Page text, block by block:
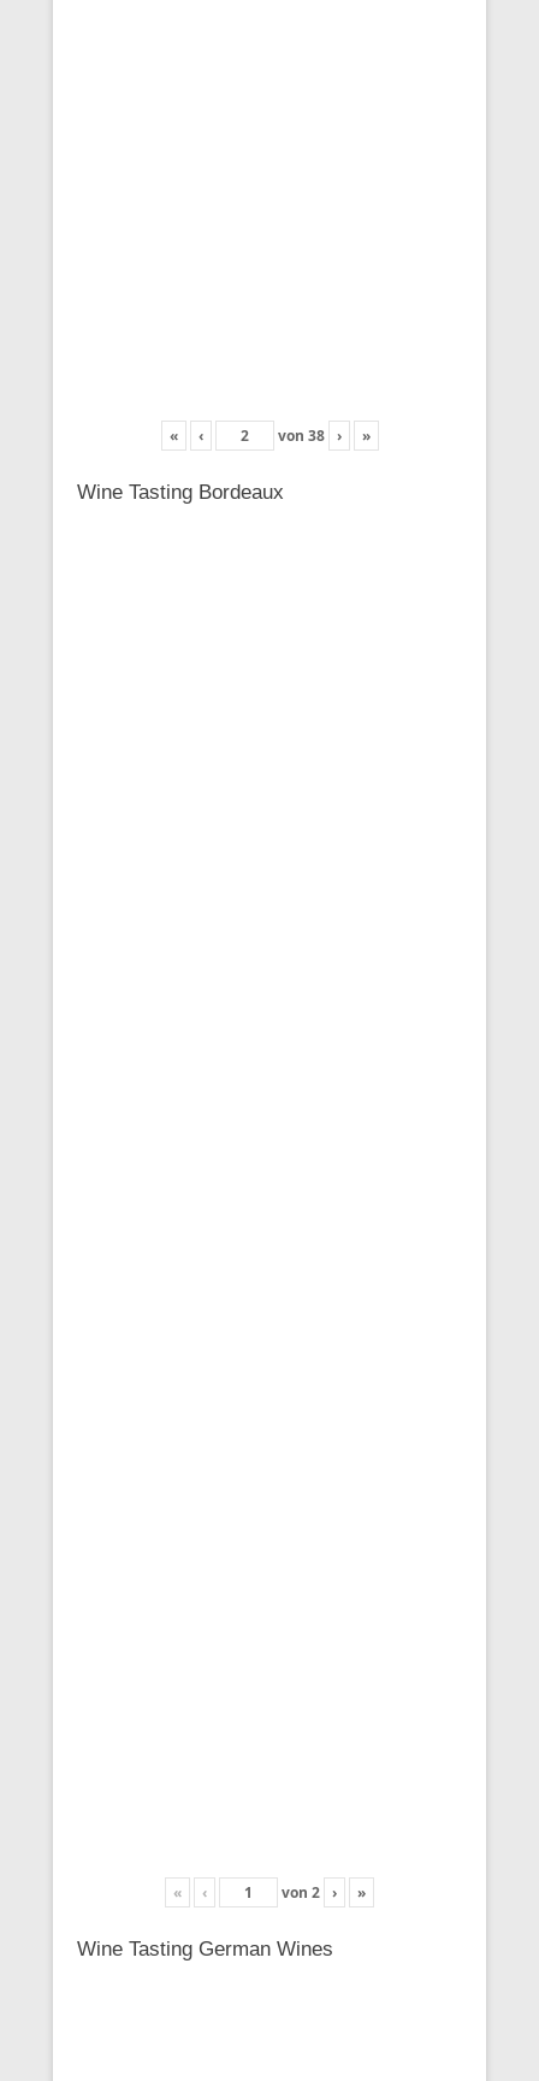
« ‹ von 38 › »
Wine Tasting Bordeaux
« ‹ von 2 › »
Wine Tasting German Wines